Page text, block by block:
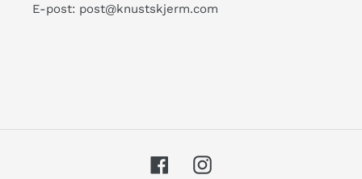
E-post: post@knustskjerm.com
FacebookInstagram